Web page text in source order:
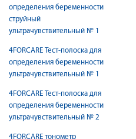
определения беременности
струйный
ультрачувствительный № 1
4FORCARE Тест-полоска для
определения беременности
ультрачувствительный № 1
4FORCARE Тест-полоска для
определения беременности
ультрачувствительный № 2
4FORCARE тонометр